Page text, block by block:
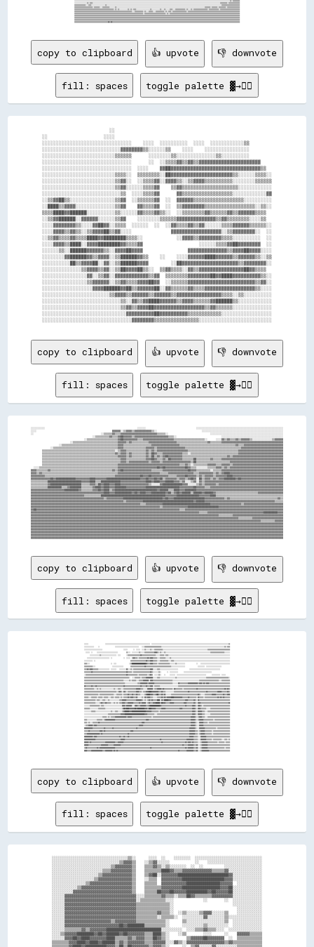
copy to clipboard 👍 upvote 👎 downvote
fill: spaces toggle palette ▓→✊🏽
                        ░░
░░                    ░░░░
░░░░░░░░░░░░░░░░░░░░░░░░░░░░░░░░    ░░░░  ░░░░░░░░░░  ░░░░  ░░░░░░░░░░░░▒▒
░░░░░░░░░░░░░░░░░░░░░░░░░░░░▓▓▓▓▓▓▓▓▒▒░░░░░░▒▒    ░░░░    ░░░░░░░░░░░░░░░░
░░░░░░░░░░░░░░░░░░░░░░░░░░▒▒▒▒▒▒      ░░░░░░░░▒▒░░░░░░░░░░░░░░▒▒░░░░░░░░░░
░░░░░░░░░░░░░░░░░░░░░░░░░░░░░░░░      ░░  ░░▒▒▒▒▓▓▒▒▓▓▒▒▓▓▓▓▓▓▓▓▓▓▓▓▓▓▓▓▓▓▓▓▓▓
░░░░░░░░░░░░░░░░░░░░░░░░░░░░░░░░  ░░░░    ▓▓██▓▓▓▓▓▓▓▓▓▓▓▓▓▓▓▓▓▓▓▓▓▓▓▓▓▓▓▓▓▓▓▓▒▒
░░░░░░░░░░░░░░░░░░░░░░░░░░▒▒▒▒░░  ▒▒▒▒▒▒▒▒░░██▓▓▓▓▓▓▓▓▓▓▓▓▓▓▓▓▓▓▓▓▓▓▒▒░░░░░░▒▒▒▒░░
░░░░░░░░░░░░░░░░░░░░░░░░░░▒▒▓▓░░  ░░▒▒▒▒▓▓░░▓▓▓▓▒▒░░▒▒▓▓▓▓▒▒▒▒▒▒▒▒▒▒░░░░░░░░▒▒▒▒▒▒
░░░░░░░░░░░░░░░░░░░░░░░░░░▒▒▓▓░░░░░░▒▒▒▒▓▓    ▒▒▓▓▒▒▒▒▒▒▒▒▒▒▒▒▒▒▒▒▒▒▒▒░░░░░░░░░░░░
░░░░░░░░░░░░░░░░░░░░░░░░░░░░▒▒  ░░░░▒▒▒▒▓▓      ▓▓▒▒▒▒▒▒▒▒▒▒▒▒▒▒▒▒▒▒░░░░░░░░░░░░▓▓
░░▒▒▓▓██▒▒░░░░░░░░░░░░░░░░▒▒▓▓  ░░▒▒▒▒▒▒▓▓  ░░  ▓▓▓▓▓▓▒▒▒▒▒▒▒▒▒▒▒▒▒▒▒▒▒▒░░░░░░░░░░
░░████▒▒▓▓▓▓░░░░░░░░░░░░░░▒▒▓▓    ▓▓▒▒▒▒▓▓  ░░  ▒▒▓▓▓▓▓▓▓▓▒▒▒▒▒▒▒▒▒▒▒▒▒▒▒▒▒▒░░▒▒░░
▒▒▒▒████▓▓██████░░░░░░░░░░▒▒░░░░░░▓▓▒▒▒▒▓▓▒▒░░  ░░▒▒▒▒▒▒▒▒▓▓▒▒▒▒▒▒▓▓▒▒▓▓▓▓▓▓▒▒▒▒
░░▒▒▓▓██████░░▓▓▓▓▓▓░░░░░░▒▒▓▓    ░░░░░░░░▒▒▒▒▒▒▓▓▓▓▓▓▓▓▓▓▓▓▓▓▒▒▓▓▒▒▒▒▒▒▒▒░░░░▒▒
░░░░▓▓▓▓▓▓▓▓▒▒░░░░▓▓██▓▓░░▒▒▒▒  ░░░░░░  ░░  ░░▓▓▒▒▒▒▓▓▒▒▓▓░░░░░░▒▒▒▒▓▓▓▓▓▓▒▒▒▒▒▒░░
░░░░▓▓▓▓▒▒▓▓▒▒░░▒▒▓▓▓▓██▒▒▓▓░░░░              ▓▓▓▓▓▓▓▓▓▓▓▓▓▓▓▓▓▓░░▒▒▓▓▓▓▓▓▓▓░░  ░░
░░▒▒▓▓▒▒▒▒▓▓▒▒▒▒████▓▓████████▒▒▒▒░░            ░░▓▓▓▓▒▒▓▓▓▓▓▓▓▓▒▒▒▒░░░░░░░░░░  ░░
░░░░▓▓▓▓▒▒████░░▓▓▓▓████████▓▓▒▒▒▒▓▓                    ░░░░░░▒▒▒▒▓▓██▓▓▓▓▓▓▓▓  ░░
░░░░░░▒▒░░██████▓▓▓▓▓▓▒▒░░▓▓▓▓██▓▓▓▓                ▓▓▓▓▓▓▓▓▓▓▓▓▓▓▒▒▓▓▓▓██▓▓▓▓░░░░
░░░░░░░░▓▓██████▓▓▒▒▓▓▓▓░░▒▒██████▓▓▒▒    ░░    ░░░░▓▓▓▓▓▓████▓▓▓▓▓▓▒▒▓▓▓▓▓▓▒▒░░▒▒
░░░░░░░░░░██▒▒▓▓▓▓██░░▓▓░░▒▒██████▓▓▓▓        ░░██▓▓▓▓▓▓▓▓▓▓▓▓▓▓▓▓▓▓▓▓▒▒▓▓▓▓▓▓▓▓░░
░░░░░░░░░░░░░░▒▒▓▓▓▓▒▒▓▓░░▒▒██▓▓▓▓██▒▒░░  ▒▒▓▓▒▒▒▒░░▓▓▒▒▓▓▓▓▓▓▓▓▓▓▓▓▓▓▓▓██▓▓▒▒▒▒
░░░░░░░░░░░░░░░░▓▓░░▒▒▓▓░░▓▓▓▓▓▓▓▓▓▓▓▓▒▒▓▓  ▒▒▒▒▒▒▒▒▓▓▓▓▓▓▓▓██▓▓████▓▓▓▓▓▓▓▓▓▓▒▒░░
░░░░░░░░░░░░░░░░▒▒▓▓▓▓▓▓░░▒▒▓▓▒▒▒▒▓▓▓▓██▓▓  ░░▒▒▒▒▒▒▓▓▓▓▓▓▓▓▓▓▓▓▓▓▓▓▓▓▓▓▓▓▓▓▒▒▓▓░░
░░░░░░░░░░░░░░░░░░▓▓▓▓██████▓▓██▒▒▓▓▓▓▓▓██░░▓▓▒▒▒▒▒▒▓▓▒▒▒▒▓▓▓▓▓▓▓▓▓▓▓▓▓▓▓▓▓▓▒▒░░░░
░░░░░░░░░░░░░░░░░░░░░░░░▒▒▓▓▓▓▒▒▓▓▓▓▓▓▒▒▓▓▓▓▓▓▒▒▓▓▓▓▓▓▓▓▓▓▓▓▓▓▓▓▒▒▒▒░░▒▒░░░░░░░░░░
░░░░░░░░░░░░░░░░░░░░░░░░░░░░▒▒░░▓▓▒▒▓▓████▓▓▓▓▓▓▒▒▓▓▓▓▒▒▒▒▒▒▓▓██████▒▒░░░░░░░░░░░░
░░░░░░░░░░░░░░░░░░░░░░░░░░░░▒▒▓▓▒▒▓▓▓▓██▓▓▓▓▓▓▓▓▓▓▓▓▓▓▓▓▓▓▒▒▓▓▒▒▒▒▒▒░░░░░░░░░░░░░░
░░░░░░░░░░░░░░░░░░░░░░░░░░░░░░▓▓▓▓▓▓▓▓▓▓██▓▓▓▓▓▓▓▓▓▓▒▒▒▒▒▒▒▒▒▒▒▒░░░░░░░░░░░░░░░░░░
copy to clipboard 👍 upvote 👎 downvote
fill: spaces toggle palette ▓→✊🏽
░░░░                                                      ▓▓▓▓▓▓░░▒▒▓▓▓▓▒▒▓▓▓▓▓▓▓▓▓▓▓▓▒▒░░                                ░░░░░░░░░░░░░░░░░░░░░░░░░░░░░░░░░░░░░░░░░░░░░░░░░░░░░░░░░░
░░                                                ░░▒▒▒▒▒▒▓▓▒▒▒▒▓▓▓▓▓▓▓▓▓▓▓▓▓▓▓▓▓▓▓▓▓▓▓▓▓▓▒▒▒▒▒▒░░                              ░░░░░░░░░░░░░░░░░░░░░░░░░░░░░░░░░░░░░░░░░░░░░░░░░░░░
                                            ░░▒▒▒▒▒▒▒▒▒▒▓▓▒▒▒▒▓▓██▓▓▓▓▓▓▒▒▓▓▓▓▓▓▓▓▓▓▓▓▓▓▓▓▓▓▓▓▓▓▓▓▒▒▒▒░░                                ░░░░░░░░░░░░░░░░░░░░░░░░░░░░░░░░░░░░░░░░░░░░
                                      ░░▒▒▒▒▒▒▒▒▒▒▒▒▒▒▒▒▒▒▒▒▒▒▓▓██▓▓▓▓▓▓▓▓▓▓▒▒▒▒▓▓▓▓▓▓▓▓▓▓▓▓▓▓▓▓▓▓▓▓▓▓▒▒▒▒▒▒▒▒▒▒▒▒▒▒▒▒▒▒▒▒▒▒░░      ░░░░▓▓▒▒▓▓▒▒▒▒▓▓▒▒▓▓▓▓▓▓▒▒░░░░░░░░░░░░░░▒▒▓▓▓▓▓▓
                            ░░▒▒▒▒▒▒▒▒▒▒▒▒▒▒▒▒▒▒▒▒▒▒▒▒▒▒▒▒▒▒▒▒▓▓▓▓▓▓▒▒▓▓▒▒▒▒▒▒▒▒▒▒▒▒▓▓▓▓▓▓▓▓▓▓▓▓▓▓▓▓▓▓▓▓▒▒▒▒▒▒▒▒▒▒▒▒▒▒▒▒▒▒▒▒▒▒▓▓▒▒▒▒▒▒▒▒▓▓▓▓▓▓▓▓▓▓▓▓▓▓▓▓▓▓▓▓▓▓▓▓▓▓▓▓▓▓▓▓▓▓▓▓▓▓▓▓▓▓▓▓
                    ░░▒▒▒▒▒▒▒▒▒▒▒▒▒▒▒▒▒▒▒▒▒▒▒▒▒▒▒▒▒▒▒▒▒▒▒▒▒▒▒▒▓▓▓▓▒▒▒▒▒▒▒▒▒▒▒▒▒▒▒▒▒▒▒▒▓▓▓▓▓▓▓▓▓▓▓▓▓▓▓▓▓▓▓▓▒▒▒▒▒▒▒▒▒▒▒▒▒▒▒▒▒▒▒▒▒▒▒▒▒▒▒▒▒▒▒▒▒▒▒▒▒▒▒▒▓▓▒▒▒▒▓▓▓▓▓▓▓▓▓▓▓▓▓▓▓▓▓▓▓▓▓▓▓▓▓▓▓▓
              ░░▒▒▒▒▒▒▒▒▒▒▒▒▒▒▒▒▒▒▒▒▒▒▒▒▒▒▒▒▒▒▒▒▒▒▒▒▒▒▒▒▒▒▒▒▒▒▓▓▓▓▒▒▒▒▒▒▒▒▒▒▒▒▒▒▒▒▓▓▓▓▓▓▒▒▓▓▓▓▓▓▓▓▓▓▓▓▓▓▓▓▓▓▓▓▒▒▒▒▒▒▒▒▒▒▒▒▒▒▒▒▒▒▒▒▒▒▒▒▒▒▒▒▒▒▒▒▒▒▒▒▒▒▒▒▓▓▓▓▓▓▓▓▓▓▓▓▓▓▓▓▓▓▓▓▓▓▓▓▓▓▓▓▓▓
        ▒▒▒▒▒▒▒▒▒▒▒▒▒▒▒▒▒▒▒▒▒▒▒▒▒▒▒▒▒▒▒▒▒▒▒▒▒▒▒▒▒▒▒▒▒▒▒▒▒▒▒▒░░▒▒▓▓▓▓▒▒▒▒▒▒▒▒▒▒▒▒▒▒▓▓▒▒▓▓▒▒▓▓▓▓▓▓▓▓▓▓▓▓▓▓▓▓▓▓▓▓▓▓▒▒▒▒▒▒▒▒▒▒▒▒▒▒▒▒▒▒▒▒▒▒▒▒▒▒▒▒▒▒▒▒▒▒▒▒▓▓▓▓▓▓▓▓▓▓▓▓▓▓▓▓▓▓▓▓▓▓▓▓▓▓▓▓▓▓▓▓
        ▒▒▒▒▒▒▒▒▒▒▒▒▒▒▒▒▒▒▒▒▒▒▒▒▒▒▒▒▒▒▒▒▒▒▒▒▒▒▒▒▒▒▒▒▒▒▒▒▒▒▒▒▓▓▒▒▓▓▓▓▒▒▓▓▒▒▒▒▒▒▒▒▒▒▓▓▒▒██▓▓▒▒▒▒▓▓▓▓▓▓▓▓▓▓▓▓▓▓▒▒▒▒░░▒▒▒▒▒▒▒▒▒▒▒▒▒▒▒▒▒▒▒▒▒▒▒▒▒▒▒▒▒▒▒▒▒▒▓▓▓▓▓▓▓▓▓▓▓▓▓▓▓▓▓▓▓▓▓▓▓▓▓▓▓▓▓▓▓▓
        ▒▒▒▒▒▒▒▒▒▒▒▒▒▒▒▒▒▒▒▒▒▒▒▒▒▒▒▒▒▒▒▒▒▒▒▒▒▒▒▒▒▒▒▒▒▒▒▒▒▒▒▒▒▒▓▓▓▓▓▓▒▒▓▓▒▒▒▒▒▒▒▒▒▒▓▓▒▒██▒▒▓▓▒▒▓▓██▓▓▓▓▓▓▓▓▓▓▒▒▒▒▒▒▒▒▒▒▒▒▒▒▒▒▒▒▒▒▒▒▒▒▒▒▒▒▒▒▒▒▓▓▒▒▓▓▓▓▓▓▓▓▓▓▓▓▓▓▓▓▓▓▓▓▓▓▓▓▓▓▓▓▓▓▓▓▓▓▓▓
        ▒▒▒▒▒▒▒▒▒▒▒▒▒▒▒▒▒▒▒▒▒▒▒▒▒▒▒▒▒▒▒▒▒▒▒▒▒▒▒▒▒▒▒▒▒▒▒▒▒▒▒▒▒▒▒▒▓▓▓▓▒▒▒▒▒▒▒▒▒▒▒▒▒▒▓▓▓▓██▓▓▒▒▒▒▓▓▒▒██▓▓▓▓▓▓▓▓▒▒▒▒▒▒▒▒██▒▒▒▒▒▒▒▒▒▒▓▓▒▒▒▒▒▒▓▓▓▓▓▓▓▓▓▓▓▓▓▓▓▓▓▓▓▓▓▓▓▓▓▓▓▓▓▓▓▓▓▓▓▓▓▓▓▓▓▓▓▓
        ▒▒▒▒▒▒▒▒▒▒▒▒▒▒▒▒▒▒▒▒▒▒▒▒▒▒▒▒▒▒▒▒▒▒▒▒▒▒▒▒▒▒▒▒▒▒▒▒▒▒▒▒▒▒▒▒▓▓▓▓▒▒▓▓▓▓▓▓▓▓▓▓▓▓▓▓▒▒▓▓▓▓▓▓▒▒▓▓▓▓▓▓▓▓▓▓▓▓▓▓▓▓▓▓▓▓▒▒██▒▒▒▒▒▒▒▒▒▒▒▒▒▒▒▒▒▒▒▒▒▒▒▒▓▓▓▓▓▓▓▓▓▓▓▓▓▓▓▓▓▓▓▓▓▓▓▓▓▓▓▓▓▓▓▓▓▓▓▓▓▓
        ▒▒▒▒▒▒▒▒▒▒▒▒▒▒▒▒▒▒▒▒▒▒▒▒▒▒▒▒▒▒▒▒▒▒▒▒▒▒▒▒▒▒▒▒▒▒▒▒▒▒▒▒▒▒▓▓▓▓▓▓▓▓▓▓▓▓▓▓▓▓▓▓▓▓▓▓▓▓▓▓▓▓▓▓▓▓▓▓▓▓▓▓▓▓▓▓▓▓▒▒▒▒▓▓▒▒░░▒▒▒▒▒▒▒▒▒▒▓▓▓▓▓▓▒▒▒▒▓▓▓▓▓▓▒▒▓▓▓▓▓▓▓▓▓▓▓▓▓▓▓▓▓▓▓▓▓▓▓▓▓▓▓▓▓▓▓▓▓▓▓▓
  ░░░░▒▒▒▒▒▒▒▒▒▒▒▒▒▒▒▒▒▒▒▒▒▒▒▒▒▒▒▒▒▒▒▒▒▒▒▒▒▒▒▒▒▒▒▒▒▒▒▒▒▒▒▒▒▒▒▒▓▓▓▓▓▓▓▓▓▓▓▓▓▓▓▓▓▓▓▓▓▓▓▓▓▓▓▓██▓▓██▓▓▓▓▓▓▓▓▓▓▓▓▓▓██▓▓▒▒▒▒░░░░░░░░▒▒▒▒▒▒▓▓▓▓▒▒▓▓▒▒▓▓▓▓▓▓▓▓▓▓▓▓▓▓▓▓▓▓▓▓▓▓▓▓▓▓▓▓▓▓▓▓▓▓▓▓▓▓
▓▓▓▓▒▒▒▒▒▒▒▒▓▓▒▒▒▒▒▒▒▒▒▒▒▒▒▒▒▒▒▒▒▒▒▒▒▒▒▒▒▒▒▒▒▒▒▒▒▒▒▒▒▒▒▒▒▒▓▓▒▒▓▓██▓▓▓▓▓▓▓▓▓▓▓▓▓▓▓▓▓▓▓▓▒▒▒▒▒▒▒▒▓▓▓▓▓▓▓▓▓▓▓▓▓▓▓▓▓▓██▓▓▓▓▒▒▒▒▒▒▒▒▒▒░░▒▒▒▒▒▒▓▓▓▓▓▓▓▓▓▓▓▓▓▓▓▓▓▓▓▓▓▓▓▓▓▓▓▓▓▓▓▓▓▓▓▓▓▓▓▓▓▓▓▓
▓▓▓▓▒▒▓▓▒▒▒▒▒▒▒▒▒▒▒▒▒▒▒▒▒▒▒▒▒▒▒▒▒▒▒▒▒▒▒▒▒▒▒▒▒▒▒▒▒▒▒▒▒▒▒▒▒▒▒▒▒▒▓▓▓▓▓▓▓▓▓▓▓▓▓▓▓▓▓▓▓▓▓▓▓▓▓▓▓▓▓▓▒▒▒▒▒▒▓▓▓▓▓▓▓▓▓▓▓▓▓▓▓▓▓▓▒▒▒▒▓▓▓▓▓▓▓▓▓▓▒▒▓▓▒▒▓▓████▓▓▓▓▓▓▓▓▓▓▓▓▓▓▓▓▓▓▓▓▓▓▓▓▓▓▓▓▓▓▓▓▓▓▓▓▓▓
▓▓▓▓▓▓▓▓▓▓▒▒▒▒▒▒▒▒▒▒▒▒▒▒▒▒▒▒▒▒▒▒▒▒▒▒▒▒▒▒▒▒▒▒▒▒▒▒▒▒▒▒▒▒▒▒▒▒▒▒▓▓▓▓▓▓▓▓▓▓▓▓▓▓▓▓▓▓██▓▓▓▓██▓▓▓▓▓▓▓▓▓▓▓▓▒▒▒▒▒▒▓▓▓▓▓▓██▓▓▓▓▓▓▒▒▓▓▒▒▓▓▓▓▓▓▒▒▓▓▓▓▓▓▓▓████▓▓▓▓▓▓▓▓▓▓▓▓▓▓▓▓▓▓▓▓▓▓▓▓▓▓▓▓▓▓▓▓▓▓▓▓
▓▓▓▓▓▓▓▓▓▓▓▓▓▓██▓▓██████████████▓▓▓▓▓▓▓▓▓▓████▓▓▓▓▓▓▓▓████████████████████████▓▓▓▓██▓▓▓▓██▓▓██▒▒▓▓▓▓▓▓▓▓▒▒▓▓▓▓▒▒▓▓██▓▓░░██▒▒▓▓▓▓▒▒▓▓▒▒▓▓▓▓████████▓▓██▓▓▓▓▓▓▓▓▓▓▓▓▓▓▓▓▓▓▓▓▓▓▓▓▓▓▓▓▓▓
▒▒▒▒▒▒▒▒▒▒▒▒████████████████████████▓▓▓▓▓▓████▒▒▒▒██████████████▓▓▓▓▓▓▓▓▓▓▓▓▓▓▓▓▓▓████▓▓████▓▓▓▓██████▓▓▓▓▒▒▓▓░░░░▒▒▓▓░░▓▓▒▒▓▓▓▓▓▓▓▓▓▓▓▓▓▓▓▓▓▓▓▓▓▓▓▓▓▓▓▓▓▓▓▓▓▓▓▓▓▓▓▓▓▓▓▓▓▓▓▓▓▓▓▓▓▓▓▓
▒▒▒▒▒▒▒▒▒▒▒▒▓▓██████████████████████▒▒▒▒▒▒▓▓▓▓▒▒██▓▓████▓▓▓▓████▓▓▓▓▓▓▓▓▓▓▓▓▓▓▓▓▓▓▓▓▒▒░░░░░░▓▓██████████████▓▓▓▓░░░░░░▒▒▓▓▒▒▓▓▓▓▓▓▓▓▒▒▓▓▓▓▓▓▓▓▓▓▓▓▓▓▓▓▓▓▓▓▓▓▓▓▓▓▓▓▓▓▓▓▓▓▓▓▓▓▓▓▓▓▓▓▓▓
▒▒▒▒▒▒▒▒▒▒▒▒██████████▒▒▒▒▓▓████████▒▒▒▒▒▒▒▒▓▓████▓▓████▓▓▓▓████████▓▓▓▓▓▓▓▓▓▓▓▓▓▓████████████████████████▓▓▓▓▓▓▓▓▓▓██▓▓▓▓▓▓▒▒▒▒▓▓▓▓▓▓▓▓▓▓▓▓▓▓▓▓▓▓▓▓▓▓▓▓▓▓▓▓▓▓▓▓▓▓▓▓▓▓▓▓▓▓▓▓▓▓▓▓▓▓▓▓
▓▓▓▓▓▓▓▓▓▓▓▓▓▓▓▓▓▓▓▓▓▓▓▓██████████▓▓▒▒▒▒▒▒▒▒▓▓▓▓██▓▓████▒▒▓▓██████████████████████████████▓▓██████▒▒▒▒████▓▓▓▓████████▓▓▓▓▓▓▓▓▓▓▓▓▓▓▓▓▓▓▓▓▓▓▓▓▓▓▓▓▓▓▓▓▓▓▓▓▓▓▓▓▓▓▓▓▓▓▓▓▓▓▓▓▓▓▓▓▓▓▓▓▓▓
▓▓▓▓▓▓▓▓▓▓▓▓▓▓▓▓▓▓▓▓▓▓▓▓▓▓▓▓▓▓▓▓▓▓▓▓▓▓▓▓▓▓▓▓▓▓▓▓▓▓▓▓████▓▓▓▓████████████▓▓██▓▓████▓▓▓▓██████████▓▓██▒▒▓▓██▓▓██████▒▒██████▓▓██████▓▓▒▒▒▒▒▒▒▒▒▒▒▒▒▒▒▒▒▒▒▒▒▒▒▒▒▒▒▒▒▒▓▓▓▓▓▓▓▓▓▓▓▓▓▓▓▓▓▓
▓▓▓▓▓▓▓▓▓▓▓▓▓▓▓▓▓▓▓▓▓▓▓▓▓▓▓▓▓▓▓▓▓▓▓▓▓▓▒▒▒▒▒▒▒▒▒▒▒▒██████████████████████████████████████████████▓▓▓▓▓▓▓▓████████████████▓▓▓▓▓▓▓▓████▒▒▒▒▒▒▒▒▒▒▒▒▒▒▒▒▒▒▒▒▒▒▒▒▒▒▒▒▒▒▒▒▒▒▒▒▒▒▒▒▒▒▒▒▒▒▒▒
▓▓▓▓▓▓▓▓▓▓▓▓▓▓▓▓▓▓▓▓▓▓▓▓▓▓▓▓▓▓▓▓▓▓▓▓▓▓▓▓▓▓▓▓▓▓▓▓▓▓▓▓▒▒▓▓▓▓▓▓▓▓▓▓▓▓████████████████████████████▓▓██▓▓▓▓██████████████████████▓▓▓▓▓▓▓▓▓▓▓▓▓▓▒▒▓▓▒▒▒▒▒▒▒▒▒▒▒▒▒▒▒▒▒▒▒▒▒▒▒▒▒▒▒▒▒▒▒▒▒▒▓▓▒▒
▓▓▓▓▓▓▓▓▓▓▓▓▓▓▓▓▓▓▓▓▓▓▓▓▓▓▓▓▓▓▓▓▓▓▓▓▓▓▓▓▓▓▓▓▓▓▓▓▓▓▓▓▓▓▓▓▓▓▓▓▓▓▓▓▓▓▒▒▓▓▓▓▓▓▓▓▓▓▓▓████████████████████████████████████▓▓██████▓▓▓▓▓▓▓▓▓▓▓▓▓▓▓▓▓▓▓▓▓▓▓▓▓▓▓▓▓▓▓▓▓▓▓▓▓▓▓▓▓▓▓▓▓▓▓▓▓▓▒▒▒▒▒▒
▓▓▓▓▓▓▓▓▓▓▓▓▓▓▓▓▓▓▓▓▓▓▓▓▓▓▓▓▓▓▓▓▓▓▓▓▓▓▓▓▓▓▓▓▓▓▓▓▓▓▓▓▓▓▓▓▓▓▓▓▓▓▓▓▓▓▓▓▓▓▓▓▓▓▓▓▓▓▒▒▒▒▓▓▓▓▓▓▓▓▓▓▓▓██████████████████████████████████▓▓▓▓▓▓▓▓▓▓▓▓▓▓▓▓▓▓▓▓▓▓▒▒▓▓▓▓▓▓▓▓▓▓▓▓▓▓▓▓▓▓▓▓▓▓▓▓▓▓▓▓
▓▓▓▓▓▓▓▓▓▓▓▓▓▓▓▓▓▓▓▓▓▓▓▓▓▓▓▓▓▓▓▓▓▓▓▓▓▓▓▓▓▓▓▓▓▓▓▓▓▓▓▓▓▓▓▓▓▓▓▓▓▓▓▓▓▓▓▓▓▓▓▓▓▓▓▓▓▓▓▓▓▓▓▓▓▓▓▓▓▓▓▓▒▒▓▓▓▓▓▓▓▓▓▓▓▓▓▓▓▓▓▓██████████████████████▓▓▓▓▓▓▓▓▓▓▓▓▓▓▓▓▓▓▓▓▓▓▓▓▓▓▓▓▓▓▓▓▓▓▓▓▓▓▓▓▓▓▓▓▓▓
▓▓██▓▓▓▓▓▓▓▓▓▓▓▓▓▓▓▓▓▓▓▓▓▓▓▓▓▓▓▓▓▓▓▓▓▓▓▓▓▓▓▓▓▓▓▓▓▓▓▓▓▓▓▓▓▓▓▓▓▓▓▓▓▓▓▓▓▓▓▓▓▓▓▓▓▓▓▓▓▓▓▓▓▓▓▓▓▓▓▓▓▓▓▓▓▓▓▓▓▓▓▓▓▓▒▒▒▒▓▓▓▓▓▓▓▓▓▓▓▓▓▓▓▓▓▓▓▓▓▓▓▓▓▓▓▓▓▓▓▓▓▓▓▓▓▓▓▓▓▓▓▓▓▓▓▓▓▓▓▓▓▓▓▓▓▓▓▓▓▓▓▓▓▓▓▓▓▓
▓▓▓▓▓▓▓▓▓▓▓▓▓▓▓▓▓▓▓▓▓▓▓▓▓▓▓▓▓▓▓▓▓▓▓▓▓▓▓▓▓▓▓▓▓▓▓▓▓▓▓▓▓▓▓▓▓▓▓▓▓▓▓▓▓▓▓▓▓▓▓▓▓▓▓▓▓▓▓▓▓▓▓▓▓▓▓▓▓▓▓▓▓▓▓▓▓▓▓▓▓▓▓▓▓▓▓▓▓▓▓▓▓▓▓▓▓▓▓▓▒▒▒▒▒▒▓▓▓▓▓▓▓▓▓▓▓▓▓▓▓▓▓▓▓▓▓▓▓▓▓▓▓▓▓▓▓▓▓▓▓▓▓▓▓▓██████████▓▓▓▓
▓▓▓▓▓▓▓▓▓▓▓▓▓▓▓▓▓▓▓▓▓▓▓▓▓▓▓▓▓▓▓▓▓▓▓▓▓▓▓▓▓▓▓▓▓▓▓▓▓▓▓▓▓▓▓▓▓▓▓▓▓▓▓▓▓▓▓▓▓▓▓▓▓▓▓▓▓▓▓▓▓▓▓▓▓▓▓▓▓▓▓▓▓▓▓▓▓▓▓▓▓▓▓▓▓▓▓▓▓▓▓▓▓▓▓▓▓▓▓▓▓▓▓▓▓▓▓▓▓▓▓▓▓▓▒▒▒▒▒▒▒▒▒▒▓▓▓▓▓▓▓▓▓▓▓▓▓▓▓▓▓▓▓▓▓▓▓▓▓▓▓▓▓▓▓▓▓▓▓▓
▓▓▓▓▓▓▓▓▓▓▓▓▓▓▓▓▓▓▓▓▓▓▓▓▓▓▓▓▓▓▓▓▓▓▓▓▓▓▓▓▓▓▓▓▓▓▓▓▓▓▓▓▓▓▓▓▓▓▓▓▓▓▓▓▓▓▓▓▓▓▓▓▓▓▓▓▓▓▓▓▓▓▓▓▓▓▓▓▓▓▓▓▓▓▓▓▓▓▓▓▓▓▓▓▓▓▓▓▓▓▓▓▓▓▓▓▓▓▓▓▓▓▓▓▓▓▓▓▓▓▓▓▓▓▓▓▓▓▓▓▓▓▓▓▓▓▓▓▒▒▒▒▒▒▒▒▒▒▓▓▓▓▓▓▓▓▓▓▓▓▓▓▓▓▓▓▓▓▓▓
▓▓▓▓▓▓▓▓▓▓▓▓▓▓▓▓▓▓▓▓▓▓▓▓▓▓▓▓▓▓▓▓▓▓▓▓▓▓▓▓▓▓▓▓▓▓▓▓▓▓▓▓▓▓▓▓▓▓▓▓▓▓▓▓▓▓▓▓▓▓▓▓▓▓▓▓▓▓▓▓▓▓▓▓▓▓▓▓▓▓▓▓▓▓▓▓▓▓▓▓▓▓▓▓▓▓▓▓▓▓▓▓▓▓▓▓▓▓▓▓▓▓▓▓▓▓▓▓▓▓▓▓▓▓▓▓▓▓▓▓▓▓▓▓▓▓▓▓▓▓▓▓▓▓▓▓▓▓▓▓▓▓▓▓▒▒▒▒▒▒▒▒▒▒▓▓▓▓▓▓
▓▓▓▓▓▓▓▓▓▓▓▓▓▓▓▓▓▓▓▓▓▓▓▓▓▓▓▓▓▓▓▓▓▓▓▓▓▓▓▓▓▓▓▓▓▓▓▓▓▓▓▓▓▓▓▓▓▓▓▓▓▓▓▓▓▓▓▓▓▓▓▓▓▓▓▓▓▓▓▓▓▓▓▓▓▓▓▓▓▓▓▓▓▓▓▓▓▓▓▓▓▓▓▓▓▓▓▓▓▓▓▓▓▓▓▓▓▓▓▓▓▓▓▓▓▓▓▓▓▓▓▓▓▓▓▓▓▓▓▓▓▓▓▓▓▓▓▓▓▓▓▓▓▓▓▓▓▓▓▓▓▓▓▓▓▓▓▓▓▓▓▓▓▓▓▓▓▓▓▓
▓▓▓▓▓▓▓▓▓▓▓▓▓▓▓▓▓▓▓▓▓▓▓▓▓▓▓▓▓▓▓▓▓▓▓▓▓▓▓▓▓▓▓▓▓▓▓▓▓▓▓▓▓▓▓▓▓▓▓▓▓▓▓▓▓▓▓▓▓▓▓▓▓▓▓▓▓▓▓▓▓▓▓▓▓▓▓▓▓▓▓▓▓▓▓▓▓▓▓▓▓▓▓▓▓▓▓▓▓▓▓▓▓▓▓▓▓▓▓▓▓▓▓▓▓▓▓▓▓▓▓▓▓▓▓▓▓▓▓▓▓▓▓▓▓▓▓▓▓▓▓▓▓▓▓▓▓▓▓▓▓▓▓▓▓▓▓▓▓▓▓▓▓▓▓▓▓▓▓▓
▓▓▓▓▓▓▓▓▓▓▓▓▓▓▓▓▓▓▓▓▓▓▓▓▓▓▓▓▓▓▓▓▓▓▓▓▓▓▓▓▓▓▓▓▓▓▓▓▓▓▓▓▓▓▓▓▓▓▓▓▓▓▓▓▓▓▓▓▓▓▓▓▓▓▓▓▓▓▓▓▓▓▓▓▓▓▓▓▓▓▓▓▓▓▓▓▓▓▓▓▓▓▓▓▓▓▓▓▓▓▓▓▓▓▓▓▓▓▓▓▓▓▓▓▓▓▓▓▓▓▓▓▓▓▓▓▓▓▓▓▓▓▓▓▓▓▓▓▓▓▓▓▓▓▓▓▓▓▓▓▓▓▓▓▓▓▓▓▓▓▓▓▓▓▓▓▓▓▓▓
▓▓▓▓▓▓▓▓▓▓▓▓▓▓▓▓▓▓▓▓▓▓▓▓▓▓▓▓▓▓▓▓▓▓▓▓▓▓▓▓▓▓▓▓▓▓▓▓▓▓▓▓▓▓▓▓▓▓▓▓▓▓▓▓▓▓▓▓▓▓▓▓▓▓▓▓▓▓▓▓▓▓▓▓▓▓▓▓▓▓▓▓▓▓▓▓▓▓▓▓▓▓▓▓▓▓▓▓▓▓▓▓▓▓▓▓▓▓▓▓▓▓▓▓▓▓▓▓▓▓▓▓▓▓▓▓▓▓▓▓▓▓▓▓▓▓▓▓▓▓▓▓▓▓▓▓▓▓▓▓▓▓▓▓▓▓▓▓▓▓▓▓▓▓▓▓▓▓▓▓
▓▓▓▓▓▓▓▓▓▓▓▓▓▓▓▓▓▓▓▓▓▓▓▓▓▓▓▓▓▓▓▓▓▓▓▓▓▓▓▓▓▓▓▓▓▓▓▓▓▓▓▓▓▓▓▓▓▓▓▓▓▓▓▓▓▓▓▓▓▓▓▓▓▓▓▓▓▓▓▓▓▓▓▓▓▓▓▓▓▓▓▓▓▓▓▓▓▓▓▓▓▓▓▓▓▓▓▓▓▓▓▓▓▓▓▓▓▓▓▓▓▓▓▓▓▓▓▓▓▓▓▓▓▓▓▓▓▓▓▓▓▓▓▓▓▓▓▓▓▓▓▓▓▓▓▓▓▓▓▓▓▓▓▓▓▓▓▓▓▓▓▓▓▓▓▓▓▓▓▓
copy to clipboard 👍 upvote 👎 downvote
fill: spaces toggle palette ▓→✊🏽
░░░░░░                        ░░░░░░░░░░░░░░░░░░░░░░░░░░░░░░░░░░░░░░░░░░░░░░░░░░░░░░░░░░░░░░░░  ░░░░░░░░░░░░░░░░░░░░░░░░░░░░░░░░░░░░░░░░░░░░░░░░░░░░░░░░░░░░░░░░░░░░░░░░░░░░░░░░░░░░░░░░░░░░░░░░░░░░░░░░░░░░░░▒▒
░░░░░░░░░░░░░░      ░░                      ░░░░░░░░░░░░░░░░░░░░░░░░░░░░░░░░░░    ░░░░▒▒▒▒▒▒▒▒▒▒▒▒▒▒▒▒▒▒▒▒▒▒▒▒░░░░░░░░░░░░░░░░░░░░░░░░░░░░░░░░░░░░░░░░░░░░░░░░░░░░░░░░░░░░░░░░░░░░░░░░░░░░░░░░░░░░░░░░░░▒▒░░▒▒▒▒
░░░░░░░░░░░░░░░░░░░░░░░░░░                              ░░░░░░        ░░  ░░░░░░  ░░░░▒▒░░░░░░▒▒░░░░▒▒▒▒▒▒▒▒▒▒▒▒░░░░░░░░░░░░░░░░░░░░░░░░░░░░░░░░░░░░░░░░░░░░░░░░░░░░░░░░░░░░░░░░▒▒▒▒▒▒▒▒▒▒▒▒▒▒▒▒▒▒▒▒▒▒▒▒▒▒▒▒▒▒▒▒
  ░░░░░░  ░░      ░░░░░░░░░░░░░░░░░░░░░░░░░░░░░░            ▒▒░░░░  ░░░░░░░░░░▒▒░░░░░░▒▒▒▒▒▒▒▒▒▒▒▒▒▒▓▓▓▓▒▒░░▒▒░░░░▒▒░░░░░░░░░░░░░░░░░░░░░░░░░░░░░░░░░░░░░░░░░░░░░░░░░░░░░░░░░░░░░░░░▒▒▒▒▒▒▒▒▒▒▒▒▒▒▒▒▒▒▒▒░░░░░░░░
        ░░░░░░░░░░░░░░▒▒░░░░░░░░░░░░░░░░░░░░░░  ░░░░        ░░▒▒▒▒▒▒▒▒▒▒▒▒▒▒▒▒▒▒▓▓▒▒▒▒▒▒▒▒▒▒▒▒▒▒▒▒▒▒▒▒░░░░░░▒▒▒▒▒▒░░▒▒▒▒░░░░░░░░░░░░░░░░░░░░░░░░░░░░░░░░░░░░░░░░░░░░░░░░░░░░░░░░░░░░░░░░░░░░░░░░░░░░░░░░░░░░░░░░
    ░░░░░░░░░░░░░░░░░░░░░░░░░░░░░░░░  ░░                ░░  ░░░░░░  ▒▒▓▓▒▒▒▒░░▒▒▒▒▒▒▒▒▒▒▒▒▓▓▒▒▓▓▓▓▒▒▒▒▒▒░░░░▒▒▒▒▒▒▒▒░░░░░░▒▒░░░░░░░░░░░░░░░░░░░░░░░░░░░░░░░░░░░░░░░░░░░░░░░░░░░░░░░░░░░░░░░░░░░░░░░░░░░░░░░░░░░░
░░░░░░░░░░░░  ░░                                                  ▒▒▒▒▒▒▒▒▒▒▒▒▒▒▒▒▒▒▒▒▒▒▓▓▒▒▒▒▓▓▓▓▒▒▒▒▒▒░░░░▒▒▒▒▒▒▒▒▒▒▒▒░░░░▒▒▒▒░░░░░░░░░░░░░░░░░░░░░░░░░░░░░░░░░░░░░░░░░░░░░░░░░░░░░░░░░░░░░░░░░░░░░░░░░░░░░░░░
▒▒▒▒░░░░                              ░░  ░░░░                  ░░▒▒████████████████████▓▓▒▒▒▒▓▓▓▓▒▒▒▒▒▒░░▒▒▒▒▒▒▒▒▒▒▒▒▒▒▒▒░░░░░░░░▒▒░░░░░░░░░░░░                ░░    ░░░░░░░░░░░░░░░░░░░░░░░░░░░░░░░░░░░░░░░░░░
▒▒▒▒▒▒▒▒▒▒▒▒░░░░                        ░░░░░░░░░░░░░░░░          ▒▒▒▒▒▒▒▒▒▒▒▒▒▒▒▒▒▒▒▒▓▓▒▒▒▒▒▒▒▒▒▒▒▒▒▒▒▒▒▒▒▒▒▒▒▒▒▒▒▒▒▒▒▒▒▒▒▒░░░░░░░░░░░░░░░░░░░░                  ░░░░░░░░░░  ░░░░░░░░░░░░░░░░░░░░░░
▒▒▒▒▓▓▒▒▓▓▓▓▒▒▒▒▒▒▒▒░░░░░░░░░░░░░░░░  ░░░░░░░░    ░░░░░░░░░░▓▓░░░░▒▒░░▒▒▒▒▒▒▒▒▒▒▒▒▒▒▒▒▒▒▒▒▒▒▒▒▓▓▓▓░░░░░░▒▒▒▒░░░░░░░░░░░░░░░░░░░░░░░░░░                ░░░░░░░░░░░░░░░░░░░░░░░░░░░░░░░░░░░░░░░░░░░░
▒▒▒▒▒▒▒▒▒▒▓▓▒▒▒▒▒▒▒▒▒▒▒▒▒▒▒▒▒▒▒▒▒▒▒▒▒▒▒▒▒▒▒▒▒▒▒▒▒▒▒▒▒▒▒▒▒▒▒▒▓▓▒▒▒▒▒▒░░▒▒▒▒▒▒▒▒▒▒▒▒▒▒▒▒▒▒▒▒▒▒▒▒▓▓▒▒░░░░░░░░▒▒░░        ░░  ░░░░░░░░░░░░        ░░░░░░░░░░░░░░░░░░░░░░░░░░░░░░░░░░░░░░░░
░░▒▒▒▒▒▒▒▒▒▒▒▒▒▒▒▒▒▒▒▒▒▒▒▒▒▒▒▒▒▒▒▒▒▒▒▒▒▒▒▒▒▒▒▒▒▒▒▒▒▒▒▒▒▒▒▒▒▒▓▓▒▒▒▒▒▒▒▒▒▒▒▒▒▒░░▒▒▒▒▒▒▒▒▒▒▒▒░░▒▒▓▓▒▒  ░░░░░░▒▒░░    ░░      ░░░░░░░░  ░░░░░░░░░░░░░░░░░░░░░░░░░░░░░░░░░░░░░░░░░░        ░░░░░░░░░░░░  ░░░░░░
▒▒▒▒▒▒▒▒▒▒▒▒▒▒▒▒▒▒▒▒▒▒▒▒▒▒▒▒▒▒▒▒▒▒▒▒▒▒▒▒▒▒▒▒▒▒▒▒▒▒▒▒▒▒▒▒▒▒▒▒▒▒▒▒░░  ░░░░▒▒▒▒▒▒▒▒░░▒▒▒▒▒▒▓▓▓▓▓▓▓▓▓▓░░░░░░▒▒▒▒░░░░░░░░░░░░░░░░░░░░░░▒▒░░░░░░░░░░░░░░░░░░░░░░░░░░░░░░░░░░░░░░░░░░▒▒▒▒▒▒▒▒▒▒▒▒▒▒▒▒▒▒▒▒▒▒▒▒▒▒▒▒▒▒▒▒░░
▒▒▒▒▒▒▒▒▒▒▒▒▒▒▒▒▒▒▒▒▒▒▒▒▒▒▒▒▒▒▒▒▒▒▒▒▒▒▒▒▒▒▒▒▒▒▒▒▒▒▒▒▒▒▒▒░░░░░░░░▒▒░░▒▒▒▒▒▒░░░░▒▒▒▒▒▒▓▓▓▓▓▓▓▓░░▓▓▓▓▒▒▒▒▒▒▒▒▒▒▒▒▒▒▒▒▒▒▒▒▒▒▒▒▒▒▒▒░░░░░░░░░░░░░░░░░░░░░░░░░░░░░░░░░░░░░░▒▒▒▒▒▒▒▒▒▒▒▒▒▒▒▒▒▒▒▒▒▒▒▒▒▒▒▒░░░░▒▒▒▒▒▒▒▒▒▒▒▒
▒▒▒▒▒▒▒▒▒▒▒▒▒▒▒▒▒▒▒▒▒▒▒▒▒▒▒▒▒▒▒▒▒▒▒▒▒▒▒▒▒▒▒▒▒▒▒▒▒▒▒▒▒▒▒▒▒▒░░░░░░░░░░░░░░░░░░▒▒▒▒▓▓▓▓▓▓▓▓▓▓▒▒▓▓▓▓▓▓▓▓▒▒▒▒▒▒▒▒▒▒▒▒▒▒▒▒▒▒▒▒▒▒▒▒▒▒░░░░░░░░▓▓▒▒▒▒▒▒▒▒▒▒▒▒▓▓▓▓▓▓▓▓▓▓▓▓▓▓▒▒▓▓▓▓▒▒▓▓▒▒▓▓▓▓▒▒▒▒▒▒▒▒▒▒▒▒▒▒▒▒▒▒▒▒▒▒▒▒▒▒▒▒▒▒
▓▓▒▒▒▒▒▒▒▒▓▓▒▒▒▒▓▓▒▒▒▒▒▒▒▒▒▒▒▒▒▒▒▒▒▒▒▒▒▒▒▒▒▒▒▒▒▒▒▒▒▒▒▒▒▒▓▓▒▒▒▒▒▒▒▒▒▒▒▒▒▒▒▒▒▒▒▒▒▒▓▓▒▒▒▒▒▒▓▓▒▒▒▒▓▓▓▓░░▒▒▒▒▒▒▒▒░░░░░░░░░░░░░░░░░░░░░░░░░░▒▒▒▒▒▒▒▒▒▒▒▒▒▒▒▒▒▒▒▒▒▒▒▒▒▒▒▒▒▒▒▒▒▒▒▒▒▒▒▒▒▒▒▒▒▒▒▒▒▒▒▒▒▒▒▒▒▒▒▒▒▒▒▒▒▒▒▒▒▒▒▒▒▒
▒▒▒▒▒▒▒▒▒▒▒▒▒▒░░░░▒▒░░▒▒░░░░░░░░░░░░░░░░░░▒▒░░░░▒▒▒▒░░░░▒▒▒▒▒▒▒▒▒▒▒▒▒▒▒▒▒▒▓▓▓▓▓▓▒▒▒▒░░░░░░▓▓▓▓▓▓▓▓░░▒▒▒▒▓▓▓▓▓▓▒▒▓▓▒▒▒▒▒▒▒▒▒▒▒▒░░▓▓▒▒▒▒▒▒▒▒▒▒░░▒▒▒▒▒▒▒▒▒▒▒▒▒▒▒▒▒▒▓▓▒▒▒▒▒▒▒▒▒▒▒▒▒▒▒▒▒▒▒▒▒▒▒▒▒▒▒▒▒▒▒▒▒▒▒▒▒▒▓▓▒▒▓▓▒▒
▒▒▒▒▒▒▒▒▒▒▒▒▒▒▒▒▒▒▒▒▒▒▒▒▒▒▒▒▒▒▒▒▒▒▒▒▒▒▒▒▒▒▒▒▒▒░░▒▒▓▓▒▒░░▓▓▒▒░░▒▒▒▒▒▒▒▒▒▒▒▒▓▓▓▓▒▒▒▒░░▒▒▒▒▓▓▓▓████▓▓▓▓▓▓▓▓▓▓▒▒▒▒▓▓▒▒▒▒░░░░░░░░░░░░▒▒▒▒▒▒▒▒▒▒▒▒▒▒▒▒▒▒▒▒▓▓▒▒▒▒▒▒▒▒▒▒▒▒▒▒▒▒▒▒▒▒▒▒▒▒▓▓▒▒▒▒▒▒▒▒▒▒▒▒▒▒▓▓▓▓▓▓▒▒▒▒▒▒▒▒▓▓▒▒
▒▒▒▒▒▒▒▒▒▒▒▒▒▒▒▒▒▒▒▒░░▒▒▒▒▒▒▒▒▒▒▒▒▒▒▒▒▒▒▒▒░░░░▒▒▒▒▒▒▒▒░░▒▒▒▒▒▒▓▓▒▒▒▒▓▓▒▒▒▒▓▓▒▒▒▒░░░░░░▒▒▓▓████▓▓▓▓▒▒▒▒▓▓██▒▒▒▒▓▓▒▒▓▓░░░░░░░░▒▒▒▒▒▒▒▒▒▒▒▒▒▒▒▒▒▒▒▒▒▒▒▒▒▒▒▒▒▒▒▒▒▒▒▒▒▒▓▓▒▒░░░░░░▒▒▒▒▒▒▒▒▒▒▓▓▓▓▓▓▒▒▒▒▒▒▒▒▒▒▓▓▒▒▒▒▓▓▓▓
▒▒▒▒▒▒░░░░▒▒▒▒▒▒▒▒░░▒▒▒▒▒▒░░▒▒▒▒▒▒░░░░▒▒▒▒░░▒▒▒▒▒▒░░▒▒░░▒▒▒▒▒▒▓▓▒▒▓▓▓▓▒▒▒▒▓▓░░░░░░▒▒░░▓▓▒▒▓▓▓▓▒▒▒▒░░░░░░▒▒▒▒▒▒▓▓▒▒▓▓▒▒▓▓▓▓▓▓████▓▓▓▓▓▓▓▓▓▓▓▓▒▒▒▒▒▒▒▒▓▓▒▒▒▒▒▒▒▒▒▒░░▓▓▒▒▒▒▒▒░░▒▒▒▒▒▒▒▒▒▒▒▒▒▒▒▒▒▒▓▓▒▒▓▓▒▒▓▓▒▒▒▒▒▒▒▒
▒▒▒▒▒▒▒▒▒▒▒▒▒▒▒▒░░▒▒▒▒░░░░▒▒▒▒░░░░▒▒░░░░░░░░░░░░░░▒▒▒▒▓▓▓▓▓▓▒▒▒▒▒▒▒▒▒▒▒▒▒▒▓▓▓▓▓▓▓▓▒▒░░▒▒░░▒▒▓▓▒▒▓▓▒▒▒▒▒▒████░░▓▓▒▒██████▓▓▓▓▒▒▒▒▒▒▒▒▒▒▒▒▒▒▒▒▒▒▒▒▓▓▓▓▒▒▒▒▒▒▒▒▓▓▒▒░░▓▓▒▒▒▒▒▒▒▒▒▒▒▒▒▒▒▒▒▒▒▒▒▒▒▒▒▒▒▒▒▒▒▒▒▒▒▒▒▒▒▒▒▒▒▒
▒▒▒▒▒▒▒▒▒▒▒▒▒▒▒▒░░░░░░▒▒▓▓▒▒▒▒▓▓▒▒▒▒▒▒░░░░▒▒░░▒▒░░▒▒▒▒▓▓▓▓▒▒▒▒▓▓▓▓▓▓▓▓▒▒▒▒▒▒▒▒▓▓▒▒▓▓▓▓▓▓░░▒▒▓▓▒▒▒▒▓▓▓▓██████▒▒██▓▓▓▓▒▒▒▒▒▒▓▓▓▓▓▓▒▒▒▒▒▒▒▒▒▒▒▒▒▒▓▓▓▓▒▒▒▒▒▒▒▒▒▒▓▓▒▒░░▓▓▓▓▒▒▒▒▒▒▒▒▒▒▒▒▒▒▒▒▒▒▒▒▒▒▒▒▒▒▒▒▒▒▒▒▒▒▒▒▒▒▒▒▓▓
░░░░░░░░▒▒▒▒▒▒▒▒▒▒▒▒▒▒░░▒▒▒▒░░░░░░░░░░░░░░░░░░░░░░░░░░▓▓▓▓▒▒▓▓▓▓▓▓▓▓░░░░▓▓▓▓▒▒▒▒▓▓▓▓▓▓▓▓▒▒▒▒▓▓██████████████▓▓▒▒▒▒▒▒▒▒▒▒▒▒▒▒▒▒▒▒▒▒▒▒▒▒▒▒▒▒▒▒▒▒▒▒▓▓▒▒▒▒▒▒▒▒▓▓▓▓▒▒░░▓▓▓▓▒▒░░▒▒▒▒▒▒▒▒▒▒▒▒▒▒▒▒▒▒▒▒▒▒▒▒▒▒▒▒▒▒▒▒▒▒▒▒▒▒
▒▒▒▒▒▒▒▒░░░░░░░░░░░░▒▒▒▒▒▒▒▒▒▒░░░░░░░░░░░░░░░░░░░░░░░░▒▒██▓▓████▓▓▓▓▓▓▓▓██▓▓██████████▓▓▓▓▒▒████▓▓▓▓▓▓▒▒▒▒▒▒▒▒▓▓▓▓▓▓▒▒▒▒▒▒▒▒▒▒▒▒▒▒▒▒▒▒▒▒▓▓▓▓▒▒▒▒▒▒▒▒▒▒▒▒▒▒▓▓▓▓▒▒░░▓▓▓▓▒▒▒▒▒▒▒▒░░░░░░▒▒▒▒▒▒▒▒▒▒▒▒▒▒▒▒▒▒▒▒▒▒▒▒▒▒▒▒
░░░░░░░░░░▒▒▒▒▒▒░░░░░░░░░░░░░░░░░░░░░░▒▒░░░░▒▒▒▒░░░░░░▒▒▓▓██████▓▓▓▓████████████████████▓▓▓▓▓▓▓▓▒▒▒▒▒▒▒▒▒▒░░▒▒▒▒▒▒▒▒▒▒▒▒▒▒▒▒▒▒▒▒▒▒▒▒▒▒▒▒▒▒▒▒▒▒▒▒▒▒▒▒▒▒▒▒▒▒▓▓▓▓▒▒░░▓▓▓▓▓▓▒▒▒▒░░░░▒▒▒▒▒▒▒▒▒▒▒▒▒▒▒▒▒▒▒▒▒▒▒▒▒▒▒▒▒▒▒▒
░░░░░░░░░░░░░░░░░░░░░░░░░░░░░░░░░░▒▒▒▒▒▒▒▒▒▒▒▒▒▒▒▒▒▒▓▓▓▓▓▓████████████████████████████▓▓▓▓▒▒▒▒▒▒▒▒▒▒░░░░▒▒▒▒▒▒▒▒▒▒▒▒▒▒▒▒▒▒▒▒▒▒▒▒▒▒▒▒▒▒▒▒▒▒▒▒▒▒▒▒▒▒▒▒▒▒▒▒▒▒▓▓▓▓▒▒░░▓▓▓▓▓▓▒▒▒▒░░░░░░░░▒▒▒▒▒▒▒▒▒▒▒▒▒▒▒▒▒▒▒▒▒▒▒▒▒▒▒▒
░░░░░░░░░░░░░░░░░░░░░░░░░░▒▒▒▒▒▒░░▒▒░░▒▒▒▒▒▒▓▓▓▓▓▓▓▓▓▓▓▓▓▓▓▓▒▒▓▓▓▓▓▓▒▒▒▒▒▒▒▒▒▒▒▒▒▒▒▒▒▒▒▒▒▒▒▒▒▒▒▒░░▒▒▒▒▒▒▒▒▒▒▒▒▒▒▒▒▒▒▒▒▒▒▒▒▒▒▒▒▒▒▒▒▒▒▒▒▒▒▒▒▒▒▒▒▒▒▒▒▒▒▒▒▒▒▓▓▓▓▓▓▒▒░░▒▒▓▓▓▓▒▒▒▒░░░░▒▒▒▒▒▒▒▒▒▒▒▒▒▒▒▒▒▒▒▒▒▒▒▒▒▒▒▒▒▒▒▒
▒▒▒▒░░░░░░░░░░░░░░▒▒▒▒▒▒▒▒░░▒▒▓▓▓▓▓▓▓▓▓▓▓▓▓▓▒▒▒▒▒▒▒▒▒▒▒▒▒▒▒▒▒▒▒▒▒▒▒▒▒▒▒▒▒▒▒▒▒▒▒▒▒▒▒▒▒▒▒▒▓▓▓▓▒▒▒▒▒▒▒▒▒▒▒▒▒▒▒▒▒▒▒▒▒▒▒▒▒▒▒▒▒▒▒▒▒▒▒▒▒▒▒▒▒▒▒▒▒▒▒▒▒▒▒▒▒▒▒▒▒▒▒▒▓▓▓▓▓▓▒▒░░▒▒▓▓▓▓▓▓▒▒▒▒▒▒▒▒▒▒▒▒▒▒░░▒▒▒▒▒▒▒▒▒▒▒▒▒▒▒▒▒▒▒▒▒▒
▒▒▒▒░░▒▒░░░░▒▒▒▒▒▒▒▒▓▓▒▒▒▒▒▒▒▒▒▒▒▒▒▒▒▒▒▒▒▒▒▒▒▒▒▒▒▒▒▒▒▒▒▒▒▒▒▒▒▒▒▒▒▒▒▒▒▒▒▒▒▒▒▒▒▒▒▒▒▒▓▓▓▓▒▒▒▒▒▒▒▒▒▒▒▒▒▒▒▒▒▒▒▒▒▒▒▒▒▒▒▒▒▒▒▒▒▒▒▒▒▒▒▒▒▒▒▒▒▒▒▒▒▒▒▒▒▒▒▒▒▒▒▒▒▒▒▒▒▒▓▓▓▓▓▓▒▒░░░░▓▓▓▓▓▓▒▒▒▒▒▒░░▒▒▒▒▒▒▒▒▒▒▒▒▒▒▒▒▒▒▒▒▒▒▒▒▒▒▒▒▒▒
░░▒▒▒▒▓▓▓▓▓▓▒▒▓▓▓▓▒▒▒▒▒▒▒▒▒▒▒▒▒▒▒▒▒▒▒▒▒▒▒▒▒▒▒▒▒▒▒▒▒▒▒▒▒▒▒▒▒▒▒▒▒▒▒▒▒▒▒▒▒▒▒▒▒▒▒▒▓▓▓▓▓▓▒▒▒▒▒▒▒▒▒▒▒▒▒▒▒▒▒▒▒▒▒▒▒▒▒▒▒▒▒▒▒▒▒▒▒▒▒▒▒▒▒▒▒▒▒▒▒▒▒▒▒▒▒▒▒▒▒▒▒▒▒▒▒▒▒▒▒▒▓▓▓▓▓▓▒▒░░░░▓▓▓▓▓▓▒▒▒▒▒▒▒▒▒▒▒▒▒▒▒▒▒▒▒▒▒▒▒▒▒▒▒▒▒▒▒▒▒▒▒▒▒▒
▓▓▓▓▓▓▓▓▓▓▓▓▒▒▒▒▒▒▒▒▒▒▒▒▒▒▒▒▓▓▒▒▒▒▒▒▒▒▒▒▓▓▒▒▒▒▒▒▒▒▒▒▒▒▒▒▒▒▒▒▒▒▒▒▒▒▒▒▒▒▒▒▒▒▓▓▒▒▒▒▒▒▒▒▒▒▒▒▒▒▒▒▒▒▒▒▒▒▒▒▒▒▒▒▒▒▒▒▒▒▒▒▒▒▒▒▒▒▒▒▒▒▒▒▒▒▒▒▒▒▒▒▒▒▒▒▒▒▒▒▒▒▒▒▒▒▒▒▒▒▓▓▓▓▓▓▓▓▒▒░░░░▓▓▓▓▓▓▓▓▒▒▒▒▒▒▒▒▒▒▒▒▒▒▒▒░░▒▒▒▒▒▒▒▒▒▒▒▒▒▒▒▒▒▒
▒▒▒▒▒▒▓▓▒▒▒▒▒▒▒▒▒▒▒▒▒▒▓▓▓▓▒▒▓▓▒▒▒▒▒▒▒▒▒▒▒▒▒▒▒▒▒▒▒▒▒▒▒▒▒▒▒▒▒▒▒▒▒▒▒▒▓▓▓▓▒▒▒▒▒▒▒▒▒▒▒▒▒▒▒▒▒▒▒▒▒▒▒▒▒▒▒▒▒▒▒▒▒▒▒▒▒▒▒▒▒▒▒▒▒▒▒▒▒▒▒▒▒▒▒▒▒▒▒▒▒▒▒▒▒▒▒▒▒▒▒▒▒▒▒▒▒▒▒▒▓▓▓▓▓▓▓▓▒▒▒▒░░▒▒▓▓▓▓▓▓▒▒▒▒▒▒▒▒▒▒░░▒▒▒▒▒▒▒▒▒▒▒▒▒▒▒▒▒▒▒▒▒▒▒▒
▒▒▒▒▓▓▓▓▓▓▓▓▓▓▓▓▓▓▓▓▓▓▒▒▓▓▒▒▒▒▒▒▒▒▒▒▒▒▒▒▒▒▒▒▒▒▒▒▒▒▒▒▒▒▒▒▒▒▒▒▒▒▓▓▒▒▒▒▒▒▒▒▒▒▒▒▒▒▒▒▒▒▒▒▒▒▒▒▒▒▒▒▒▒▒▒▒▒▒▒▒▒▒▒▒▒▒▒▒▒▒▒▒▒▒▒▒▒▒▒▒▒▒▒▒▒▒▒▒▒▒▒▒▒▒▒▒▒▒▒▒▒▒▒▒▒▒▒▒▒▓▓▓▓▓▓▓▓▒▒▒▒░░▒▒▓▓▓▓▓▓▒▒▒▒▒▒▒▒▒▒░░▒▒▒▒▒▒▒▒▒▒▒▒▒▒▒▒▒▒▒▒▒▒▒▒
▓▓▓▓▓▓▓▓▓▓▓▓▒▒▓▓▓▓▒▒▒▒▒▒▒▒▒▒▒▒▒▒▒▒▒▒▒▒▒▒▒▒▒▒▒▒▒▒▒▒▓▓▒▒▒▒▓▓▒▒▒▒▓▓▒▒▒▒▒▒▒▒▒▒▒▒▒▒▒▒▒▒▒▒▒▒▒▒▒▒▒▒▒▒▒▒▒▒▒▒▒▒▒▒▒▒▒▒▒▒▒▒▒▒▒▒▒▒▒▒▒▒▒▒▒▒▒▒▒▒▒▒▒▒▒▒▒▒▒▒▒▒▒▒▒▒▒▒▒▒▓▓▓▓▓▓▒▒▒▒▒▒░░░░▓▓▓▓▓▓▓▓▒▒▒▒▒▒▒▒▒▒▒▒▒▒▒▒▒▒▒▒▒▒▒▒▒▒▒▒▒▒▒▒▒▒
▓▓▓▓▓▓▓▓▓▓▓▓▓▓▓▓▒▒▒▒▒▒▒▒▒▒▒▒▒▒▒▒▒▒▒▒▒▒▒▒▒▒▒▒▒▒▒▒▒▒▒▒▓▓▓▓▓▓▒▒▒▒▒▒▒▒▒▒▒▒▒▒▒▒▒▒▒▒▒▒▒▒▒▒▒▒▒▒▒▒▒▒▒▒▒▒▒▒▒▒▒▒▒▒▒▒▒▒▓▓▒▒▒▒▒▒▒▒▒▒▒▒▒▒▒▒▒▒▒▒▒▒▒▒▒▒▒▒▒▒▒▒▒▒▒▒▓▓▓▓▓▓▓▓▓▓▒▒▒▒▒▒░░░░▓▓▓▓▓▓▓▓▒▒▒▒▒▒▒▒░░▒▒▒▒▒▒▒▒▒▒▒▒░░░░▒▒▒▒░░▒▒
▓▓▓▓▓▓▒▒▓▓▒▒▒▒▒▒▒▒▒▒▒▒▒▒▒▒▒▒▒▒▓▓▓▓▓▓▓▓▓▓▓▓▓▓▒▒▒▒▓▓▓▓▓▓▓▓▒▒▒▒▒▒▒▒▒▒▒▒▒▒▒▒▒▒▒▒▒▒▒▒▒▒▒▒▒▒▒▒▒▒▒▒▒▒▒▒▒▒▒▒▒▒▒▒▒▒▒▒▒▒▓▓▒▒▒▒▒▒▒▒▒▒▒▒▒▒▒▒▒▒▒▒▒▒▒▒▒▒▒▒▒▒▒▒▓▓▒▒▓▓▓▓▒▒▓▓▒▒▒▒▒▒░░░░▒▒▓▓▓▓▓▓▓▓▒▒▒▒▒▒▒▒▒▒▒▒▒▒░░▒▒▒▒▒▒▒▒░░▒▒▒▒▒▒
▓▓▓▓▓▓▒▒▒▒▒▒▒▒▒▒▒▒▒▒▒▒▒▒▓▓▓▓▓▓▓▓▓▓▒▒▒▒▒▒▒▒▓▓▓▓▓▓▓▓▓▓▒▒▒▒▒▒▒▒▒▒▒▒▒▒▒▒▒▒▒▒▒▒▒▒▒▒▒▒▒▒▒▒▒▒▒▒▒▒▒▒▒▒▒▒▒▒▒▒▒▒▒▒▒▒▒▒▒▒▒▒▒▒▒▒▒▒▒▒▒▒▒▒▒▒▒▒▒▒▒▒▒▒▒▒▒▒▒▒▓▓▒▒▒▒▒▒▓▓▓▓▓▓▓▓▒▒▒▒▓▓░░░░▒▒▓▓▓▓▓▓▓▓▒▒▒▒▒▒▒▒▒▒▒▒▒▒▒▒▒▒▒▒▒▒▒▒▒▒▒▒▒▒▒▒
▒▒▓▓▒▒▒▒▒▒▒▒▒▒▒▒▒▒▓▓▒▒▓▓▓▓▓▓▓▓▓▓▓▓▓▓▓▓▓▓▓▓▓▓▒▒▒▒▒▒▒▒▒▒▒▒▒▒▒▒▒▒▒▒▒▒▒▒▒▒▒▒▒▒▒▒▒▒▒▒▒▒▒▒▒▒▒▒▒▒▒▒▒▒▓▓▒▒▒▒▒▒▒▒▒▒▒▒▒▒▒▒▒▒▒▒▒▒▒▒▒▒▒▒▒▒▒▒▒▒▒▒▒▒▒▒▒▒▒▒▒▒▒▒▓▓▒▒▓▓▓▓▓▓▓▓▒▒▒▒▓▓░░░░▒▒▓▓▓▓▓▓▓▓▒▒▒▒▒▒▒▒▒▒▒▒▒▒▒▒▒▒▒▒▒▒▒▒░░▒▒▒▒▒▒
copy to clipboard 👍 upvote 👎 downvote
fill: spaces toggle palette ▓→✊🏽
░░░░░░░░░░░░░░░░░░░░░░░░░░░░░░░░░░░░▒▒░░      ░░░░  ░░    ░░░░░░░░  ░░░░░░░░░░░░░░░░░░░░░░░░░░░░░░░░
░░░░░░░░░░░░░░░░░░░░░░░░░░░░░░░░▒▒▓▓▓▓▒▒    ░░▒▒▓▓░░░░░░            ░░    ░░░░░░░░░░░░░░░░░░░░░░░░░░
░░░░░░░░░░░░░░░░░░░░░░░░░░░░▒▒▓▓▓▓▓▓▓▓▒▒    ▒▒▒▒▓▓▒▒░░▒▒░░░░░░░░  ░░  ░░          ░░░░░░░░░░░░░░░░░░
░░░░░░░░░░░░░░░░░░░░░░░░▒▒▒▒▓▓▓▓▓▓▓▓▓▓▒▒    ▒▒▒▒▒▒▒▒████▓▓▒▒▒▒▓▓▓▓▓▓▓▓▓▓▓▓▓▓▒▒▒▒▒▒▓▓░░░░░░░░░░░░░░░░
░░░░░░░░░░░░░░░░░░░░░░▒▒▓▓▓▓▓▓▓▓▓▓▓▓▓▓▒▒    ▒▒▓▓██░░▓▓▓▓▓▓▓▓████████████████████████▓▓░░░░░░░░░░░░░░
░░░░░░░░░░░░░░░░░░░░▒▒▓▓▓▓▓▓▓▓▓▓▓▓▓▓▓▓▒▒    ░░▒▒▒▒  ▓▓▓▓▓▓▓▓▓▓████████████████████▓▓▓▓░░░░░░░░░░░░░░
░░░░░░░░░░░░░░░░▒▒▓▓▓▓▓▓▓▓▓▓▓▓▓▓▓▓▓▓▓▓▒▒    ▒▒▒▒▒▒  ▓▓▓▓▓▓▓▓▓▓▓▓████████████████▓▓▓▓▓▓  ░░░░░░░░░░░░
░░░░░░░░░░░░▒▒▓▓▓▓▓▓▓▓▓▓▓▓▓▓▓▓▓▓▓▓▓▓▓▓▒▒    ▒▒▒▒▒▒▒▒▓▓▓▓▓▓▓▓▓▓██████████████████▓▓▓▓██░░░░░░░░░░░░░░
░░░░░░░░░░▓▓▓▓▓▓▓▓▓▓▓▓▓▓▓▓▓▓▓▓▓▓▓▓▓▓▓▓▒▒    ▒▒▒▒▒▒██▓▓▓▓██▓▓▓▓▓▓██████████▓▓██▓▓▓▓▓▓██░░░░░░░░░░░░░░
░░░░░░▓▓▓▓▓▓▓▓▓▓▓▓▓▓▓▓▓▓▓▓▓▓▓▓▓▓▓▓▓▓▓▓▓▓░░░░▒▒▒▒▒▒▒▒▓▓▒▒▒▒░░▒▒▒▒██▓▓▒▒▒▒▒▒▒▒▓▓▓▓▓▓▓▓▓▓░░░░░░░░░░░░░░
░░░░░░▓▓▓▓▓▓▓▓▓▓▓▓▓▓▓▓▓▓▓▓▓▓▓▓▓▓▓▓▓▓▓▓▓▓░░▒▒▒▒▒▒▒▒▒▒▒▒░░░░              ░░        ░░  ░░░░░░░░░░░░░░
░░░░░░▓▓▓▓▓▓▓▓▓▓▓▓▓▓▓▓▓▓▓▓▓▓▓▓▓▓▓▓▓▓▓▓▓▓▒▒▒▒▒▒▒▒▒▒▒▒▒▒▒▒░░                            ░░░░░░░░░░░░░░
░░░░░░▓▓▓▓▓▓▓▓▓▓▓▓▓▓▓▓▓▓▓▓▓▓▓▓▓▓▓▓▓▓▓▓▓▓▒▒▒▒▒▒▒▒▒▒▒▒▒▒▒▒░░                              ░░░░░░░░░░░░
░░░░░░▓▓▓▓▓▓▓▓▓▓▓▓▓▓▓▓▓▓▓▓▓▓▓▓▓▓▓▓▓▓▓▓▓▓▒▒▒▒▒▒▒▒▒▒▓▓▒▒▒▒░░  ░░▒▒░░░░░░▒▒▓▓▓▓░░░░░░▒▒    ░░░░░░░░░░░░
░░░░░░▓▓▓▓▓▓▓▓▓▓▓▓▓▓▓▓▓▓▓▓▓▓▓▓▓▓▓▓▓▓▓▓▓▓▒▒▒▒▒▒▒▒▒▒░░▒▒▒▒▒▒░░  ░░░░░░░░░░▓▓░░░░░░░░▒▒░░░░░░░░░░░░░░░░
░░░░░░▓▓▓▓▓▓▓▓▓▓▓▓▓▓▓▓▓▓▓▓▓▓▒▒▓▓▓▓▓▓▓▓▓▓▒▒▒▒▒▒▒▒▒▒▒▒▒▒░░      ▒▒░░░░░░░░░░░░░░░░░░▒▒  ░░░░░░░░░░░░░░
░░░░░░▓▓▓▓▓▓▓▓▓▓▓▓▓▓▓▓▓▓▓▓▓▓▓▓▓▓██▓▓████████▒▒▒▒▒▒▒▒▒▒░░      ░░░░░░░░░░▒▒░░░░░░░░░░  ░░░░░░░░░░░░░░
░░░░░░▒▒▒▒▒▒▒▒▓▓▒▒▓▓▓▓▓▓▓▓██████████████████████████░░░░░░░░░░  ░░░░▒▒▒▒▓▓▒▒▒▒░░░░  ░░░░░░░░░░░░░░░░
░░░░▒▒▓▓▓▓▓▓████████▓▓██▓▓██████▓▓██▓▓▓▓▓▓▓▓▒▒▒▒████▒▒░░    ░░▒▒        ░░░░      ░░    ▓▓▓▓▓▓▒▒▒▒▒▒
░░░░░░▓▓▓▓██▓▓████▓▓▓▓▓▓▓▓████▒▒▒▒▒▒▓▓▒▒▓▓▓▓▒▒▒▒██▓▓▒▒░░        ▒▒▓▓▓▓▓▓██▓▓▓▓▓▓▓▓  ░░  ▒▒▒▒▒▒▒▒▒▒▒▒
▒▒▒▒▒▒▒▒▓▓▓▓████▓▓████▓▓██████▒▒▓▓▒▒▓▓▓▓▓▓▓▓▒▒▒▒▓▓▓▓▓▓░░░░▓▓▒▒░░▓▓▓▓▓▓▓▓▓▓▓▓▓▓▓▓▓▓▒▒▓▓▒▒▒▒▒▒▒▒▒▒▒▒▒▒
▒▒▒▒▒▒▒▒▓▓████▓▓██████████▓▓▓▓▒▒██▒▒██▓▓▓▓▓▓▓▓▒▒▓▓▓▓▒▒░░      ░░  ▒▒▓▓░░░░░░▓▓░░░░░░░░░░▒▒▒▒▒▒▒▒▒▒▒▒